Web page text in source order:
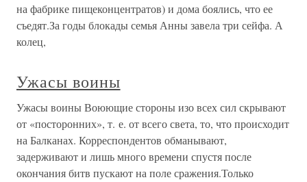
на фабрике пищеконцентратов) и дома боялись, что ее
съедят.За годы блокады семья Анны завела три сейфа. А
колец,
Ужасы воины
Ужасы воины Воюющие стороны изо всех сил скрывают
от «посторонних», т. е. от всего света, то, что происходит
на Балканах. Корреспондентов обманывают,
задерживают и лишь много времени спустя после
окончания битв пускают на поле сражения.Только